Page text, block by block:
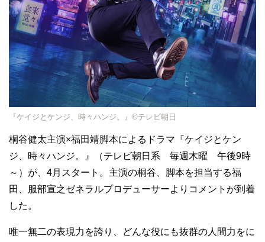
『ケイジとケンジ、時々ハンジ。』©テレビ朝日
桐谷健太主演×福田靖脚本によるドラマ『ケイジとケン
ジ、時々ハンジ。』（テレビ朝日系 毎週木曜 午後9時
～）が、4月スタート。主演の桐谷、脚本を担当する福
田、服部宣之ゼネラルプロデューサーよりコメントが到着
した。
唯一無二の表現力を誇り、どんな役にも抜群の人間力をに